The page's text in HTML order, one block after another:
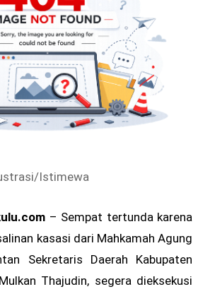
Istimewa
– Sempat tertunda karena
kasasi dari Mahkamah Agung
Sekretaris Daerah Kabupaten
Thajudin, segera dieksekusi